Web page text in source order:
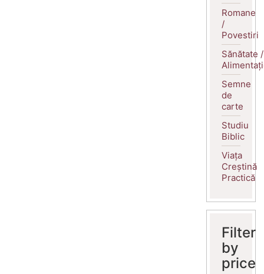
Romane
/
Povestiri
Sănătate /
Semne
de
carte
Studiu
Biblic
Viața
Creștină
Practică
Filter
by
price